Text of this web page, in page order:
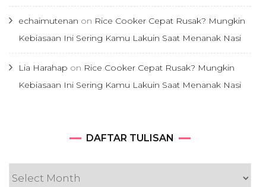
echaimutenan on Rice Cooker Cepat Rusak? Mungkin
Kebiasaan Ini Sering Kamu Lakuin Saat Menanak Nasi
Lia Harahap on Rice Cooker Cepat Rusak? Mungkin
Kebiasaan Ini Sering Kamu Lakuin Saat Menanak Nasi
DAFTAR TULISAN
DAFTAR